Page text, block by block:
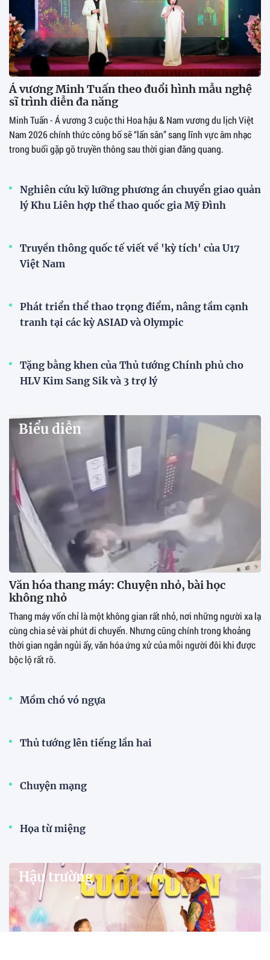
Á vương Minh Tuấn theo đuổi hình mẫu nghệ
sĩ trình diễn đa năng
Minh Tuấn - Á vương 3 cuộc thi Hoa hậu & Nam vương du lịch Việt
Nam 2026 chính thức công bố sẽ “lấn sân” sang lĩnh vực âm nhạc
trong buổi gặp gỡ truyền thông sau thời gian đăng quang.
Nghiên cứu kỹ lưỡng phương án chuyển giao quản
lý Khu Liên hợp thể thao quốc gia Mỹ Đình
Truyền thông quốc tế viết về 'kỳ tích' của U17
Việt Nam
Phát triển thể thao trọng điểm, nâng tầm cạnh
tranh tại các kỳ ASIAD và Olympic
Tặng bằng khen của Thủ tướng Chính phủ cho
HLV Kim Sang Sik và 3 trợ lý
Biểu diễn
Văn hóa thang máy: Chuyện nhỏ, bài học
không nhỏ
Thang máy vốn chỉ là một không gian rất nhỏ, nơi những người xa lạ
cùng chia sẻ vài phút di chuyển. Nhưng cũng chính trong khoảng
thời gian ngắn ngủi ấy, văn hóa ứng xử của mỗi người đôi khi được
bộc lộ rất rõ.
Mồm chó vó ngựa
Thủ tướng lên tiếng lần hai
Chuyện mạng
Họa từ miệng
Hậu trường